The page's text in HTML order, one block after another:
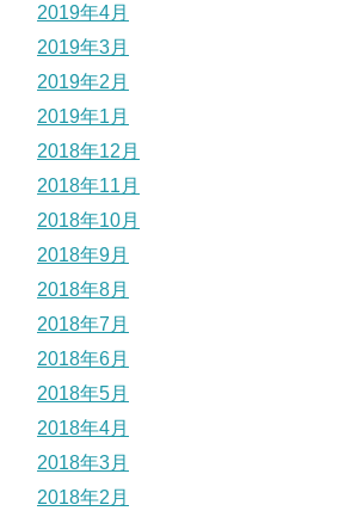
2019年4月
2019年3月
2019年2月
2019年1月
2018年12月
2018年11月
2018年10月
2018年9月
2018年8月
2018年7月
2018年6月
2018年5月
2018年4月
2018年3月
2018年2月